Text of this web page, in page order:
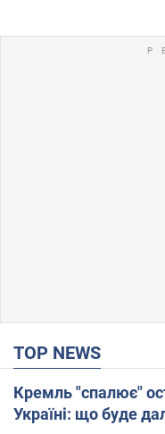
TOP NEWS
Кремль "спалює"
Україні: що буде